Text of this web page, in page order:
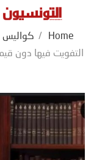
Home
/ كواليس
التفويت فيها دون